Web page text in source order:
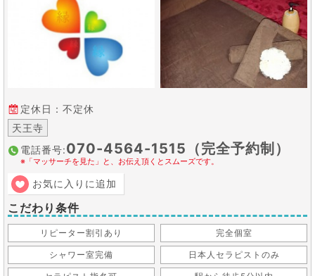
定休日：不定休
天王寺
電話番号:070-4564-1515（完全予約制）
※「マッサーチを見た」と、お伝え頂くとスムーズです。
お気に入りに追加
こだわり条件
リピーター割引あり 完全個室
シャワー室完備 日本人セラピストのみ